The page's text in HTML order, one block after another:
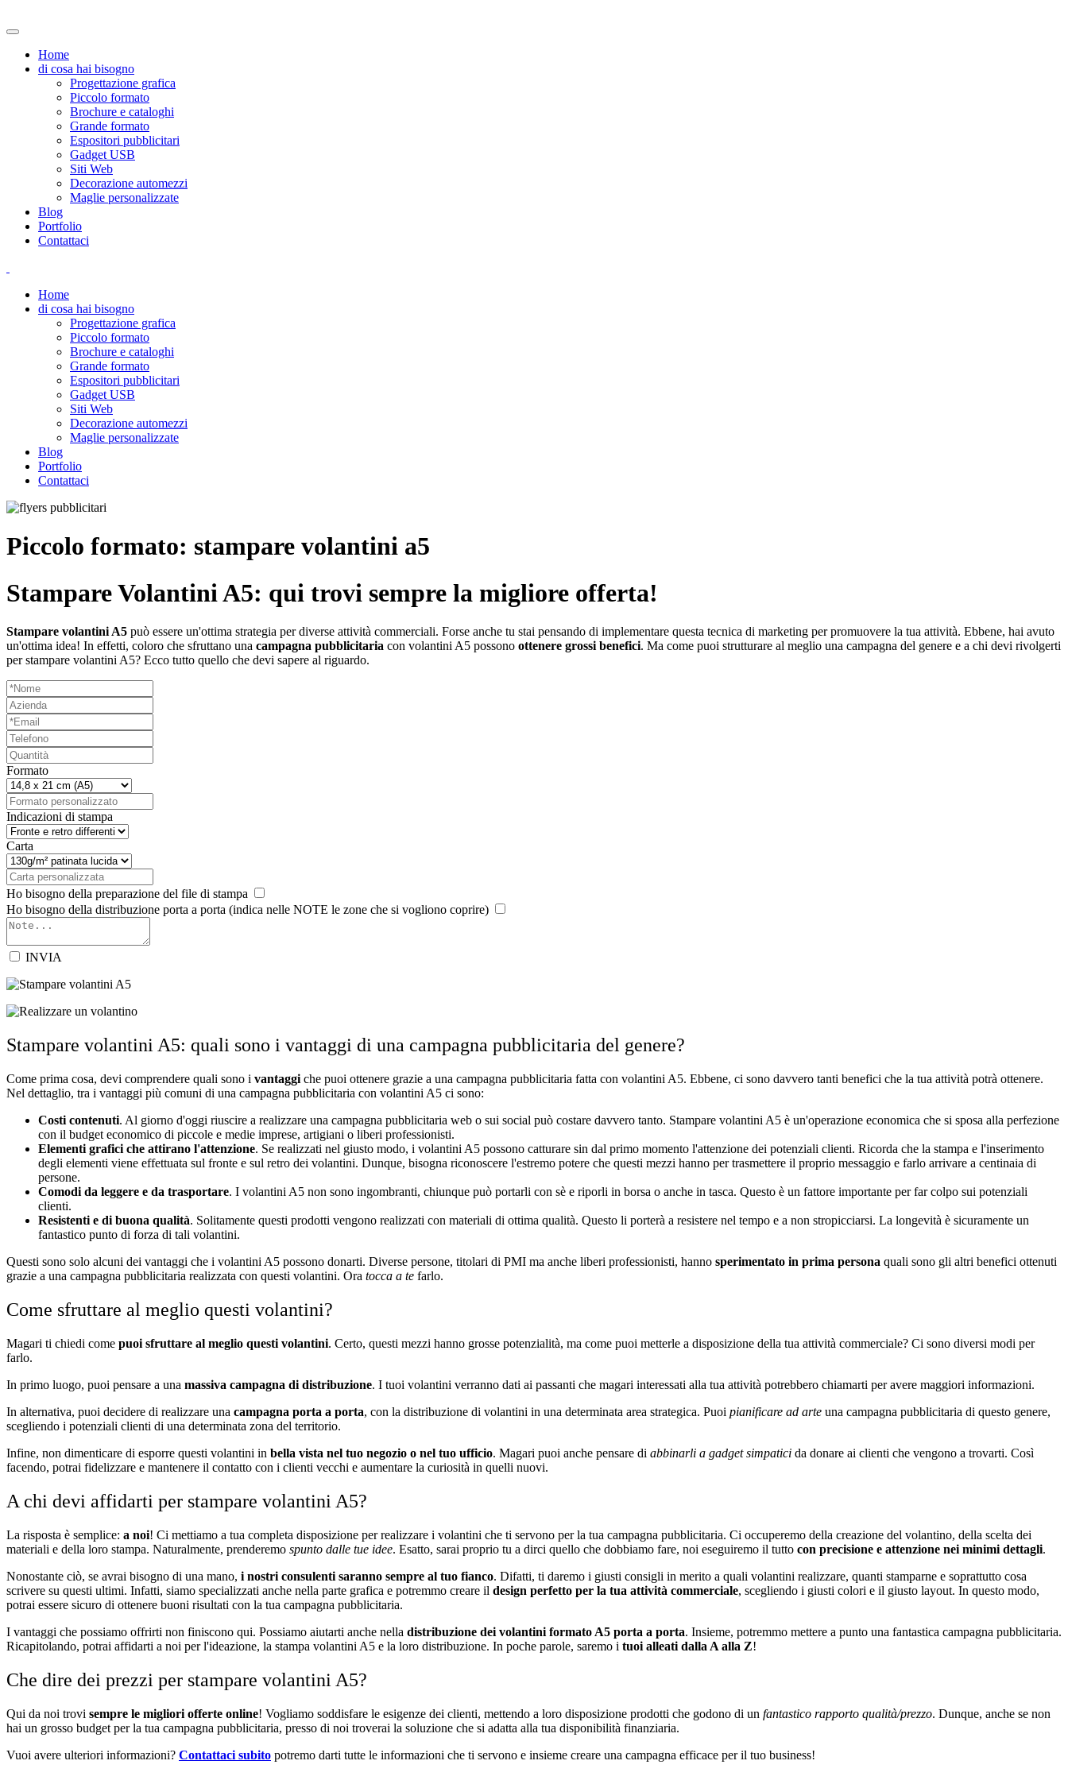
Home
di cosa hai bisogno
Progettazione grafica
Piccolo formato
Brochure e cataloghi
Grande formato
Espositori pubblicitari
Gadget USB
Siti Web
Decorazione automezzi
Maglie personalizzate
Blog
Portfolio
Contattaci
Home
di cosa hai bisogno
Progettazione grafica
Piccolo formato
Brochure e cataloghi
Grande formato
Espositori pubblicitari
Gadget USB
Siti Web
Decorazione automezzi
Maglie personalizzate
Blog
Portfolio
Contattaci
Piccolo formato: stampare volantini a5
Stampare Volantini A5: qui trovi sempre la migliore offerta!
Stampare volantini A5 può essere un'ottima strategia per diverse attività commerciali. Forse anche tu stai pensando di implementare questa tecnica di marketing per promuovere la tua attività. Ebbene, hai avuto
un'ottima idea! In effetti, coloro che sfruttano una campagna pubblicitaria con volantini A5 possono ottenere grossi benefici. Ma come puoi strutturare al meglio una campagna del genere e a chi devi rivolgerti
per stampare volantini A5? Ecco tutto quello che devi sapere al riguardo.
Formato
Indicazioni di stampa
Carta
Ho bisogno della preparazione del file di stampa
Ho bisogno della distribuzione porta a porta (indica nelle NOTE le zone che si vogliono coprire)
INVIA
Stampare volantini A5: quali sono i vantaggi di una campagna pubblicitaria del genere?
Come prima cosa, devi comprendere quali sono i vantaggi che puoi ottenere grazie a una campagna pubblicitaria fatta con volantini A5. Ebbene, ci sono davvero tanti benefici che la tua attività potrà ottenere.
Nel dettaglio, tra i vantaggi più comuni di una campagna pubblicitaria con volantini A5 ci sono:
Costi contenuti. Al giorno d'oggi riuscire a realizzare una campagna pubblicitaria web o sui social può costare davvero tanto. Stampare volantini A5 è un'operazione economica che si sposa alla perfezione
con il budget economico di piccole e medie imprese, artigiani o liberi professionisti.
Elementi grafici che attirano l'attenzione. Se realizzati nel giusto modo, i volantini A5 possono catturare sin dal primo momento l'attenzione dei potenziali clienti. Ricorda che la stampa e l'inserimento
degli elementi viene effettuata sul fronte e sul retro dei volantini. Dunque, bisogna riconoscere l'estremo potere che questi mezzi hanno per trasmettere il proprio messaggio e farlo arrivare a centinaia di
persone.
Comodi da leggere e da trasportare. I volantini A5 non sono ingombranti, chiunque può portarli con sè e riporli in borsa o anche in tasca. Questo è un fattore importante per far colpo sui potenziali
clienti.
Resistenti e di buona qualità. Solitamente questi prodotti vengono realizzati con materiali di ottima qualità. Questo li porterà a resistere nel tempo e a non stropicciarsi. La longevità è sicuramente un
fantastico punto di forza di tali volantini.
Questi sono solo alcuni dei vantaggi che i volantini A5 possono donarti. Diverse persone, titolari di PMI ma anche liberi professionisti, hanno sperimentato in prima persona quali sono gli altri benefici ottenuti
grazie a una campagna pubblicitaria realizzata con questi volantini. Ora tocca a te farlo.
Come sfruttare al meglio questi volantini?
Magari ti chiedi come puoi sfruttare al meglio questi volantini. Certo, questi mezzi hanno grosse potenzialità, ma come puoi metterle a disposizione della tua attività commerciale? Ci sono diversi modi per
farlo.
In primo luogo, puoi pensare a una massiva campagna di distribuzione. I tuoi volantini verranno dati ai passanti che magari interessati alla tua attività potrebbero chiamarti per avere maggiori informazioni.
In alternativa, puoi decidere di realizzare una campagna porta a porta, con la distribuzione di volantini in una determinata area strategica. Puoi pianificare ad arte una campagna pubblicitaria di questo genere,
scegliendo i potenziali clienti di una determinata zona del territorio.
Infine, non dimenticare di esporre questi volantini in bella vista nel tuo negozio o nel tuo ufficio. Magari puoi anche pensare di abbinarli a gadget simpatici da donare ai clienti che vengono a trovarti. Così
facendo, potrai fidelizzare e mantenere il contatto con i clienti vecchi e aumentare la curiosità in quelli nuovi.
A chi devi affidarti per stampare volantini A5?
La risposta è semplice: a noi! Ci mettiamo a tua completa disposizione per realizzare i volantini che ti servono per la tua campagna pubblicitaria. Ci occuperemo della creazione del volantino, della scelta dei
materiali e della loro stampa. Naturalmente, prenderemo spunto dalle tue idee. Esatto, sarai proprio tu a dirci quello che dobbiamo fare, noi eseguiremo il tutto con precisione e attenzione nei minimi dettagli.
Nonostante ciò, se avrai bisogno di una mano, i nostri consulenti saranno sempre al tuo fianco. Difatti, ti daremo i giusti consigli in merito a quali volantini realizzare, quanti stamparne e soprattutto cosa
scrivere su questi ultimi. Infatti, siamo specializzati anche nella parte grafica e potremmo creare il design perfetto per la tua attività commerciale, scegliendo i giusti colori e il giusto layout. In questo modo,
potrai essere sicuro di ottenere buoni risultati con la tua campagna pubblicitaria.
I vantaggi che possiamo offrirti non finiscono qui. Possiamo aiutarti anche nella distribuzione dei volantini formato A5 porta a porta. Insieme, potremmo mettere a punto una fantastica campagna pubblicitaria.
Ricapitolando, potrai affidarti a noi per l'ideazione, la stampa volantini A5 e la loro distribuzione. In poche parole, saremo i tuoi alleati dalla A alla Z!
Che dire dei prezzi per stampare volantini A5?
Qui da noi trovi sempre le migliori offerte online! Vogliamo soddisfare le esigenze dei clienti, mettendo a loro disposizione prodotti che godono di un fantastico rapporto qualità/prezzo. Dunque, anche se non
hai un grosso budget per la tua campagna pubblicitaria, presso di noi troverai la soluzione che si adatta alla tua disponibilità finanziaria.
Vuoi avere ulteriori informazioni? Contattaci subito potremo darti tutte le informazioni che ti servono e insieme creare una campagna efficace per il tuo business!